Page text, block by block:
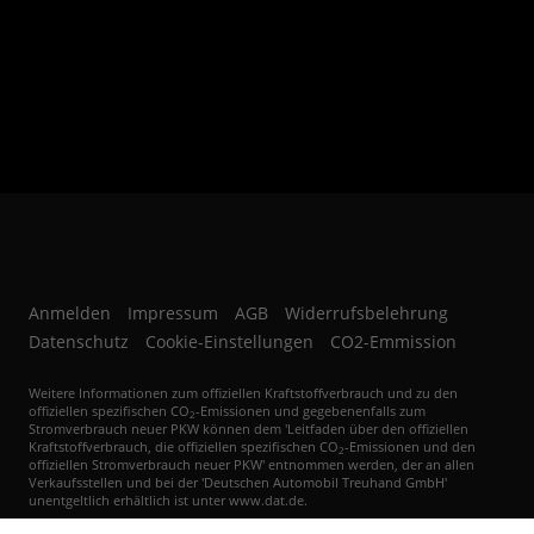
Anmelden Impressum AGB
Widerrufsbelehrung
Datenschutz
Cookie-Einstellungen CO2-Emmission
Weitere Informationen zum offiziellen Kraftstoffverbrauch und zu den
offiziellen spezifischen CO 2-Emissionen und gegebenenfalls zum
Stromverbrauch neuer PKW können dem 'Leitfaden über den offiziellen
Kraftstoffverbrauch, die offiziellen spezifischen CO 2-Emissionen und den
offiziellen Stromverbrauch neuer PKW' entnommen werden, der an allen
Verkaufsstellen und bei der 'Deutschen Automobil Treuhand GmbH'
unentgeltlich erhältlich ist unter www.dat.de.